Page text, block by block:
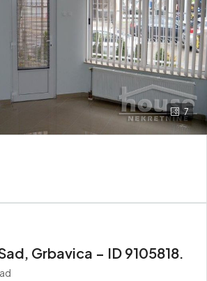
7
Grbavica – ID 9105818.